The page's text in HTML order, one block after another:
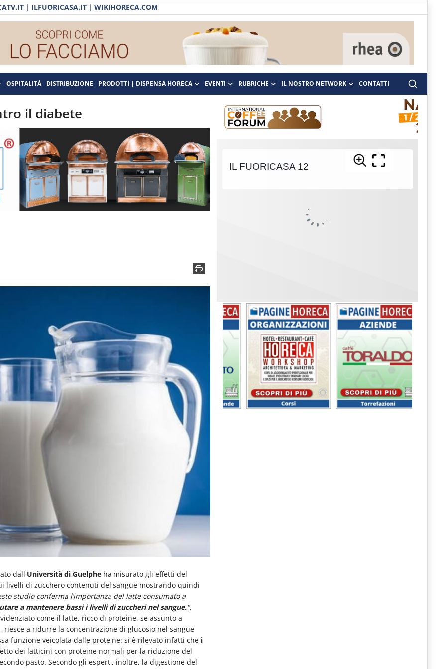
| ILFUORICASA.IT | WIKIHORECA.COM
OSPITALITÀ DISTRIBUZIONE PRODOTTI | DISPENSA HORECA EVENTI RUBRICHE IL NOSTRO NETWORK CONTATTI
il diabete
dall'Università di Guelphe ha misurato gli effetti del
livelli di zucchero contenuti del sangue mostrando quindi
studio conferma l’importanza del latte consumato a
a mantenere bassi i livelli di zuccheri nel sangue.",
come il latte, ricco di proteine, se assunto a
a ridurre la concentrazione di glucosio nel sangue
funzione veicolata dalle proteine: si è rilevato infatti che i
dei latticini con proteine normali per la riduzione del
pasto. Secondo gli esperti, inoltre, la digestione del